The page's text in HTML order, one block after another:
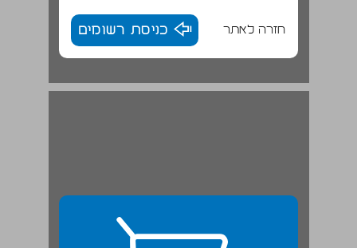
חזרה לאתר כניסת רשומים
פרק ראשון רקע היסטורי לתקופה ותולדות יהודי ערב ... 23